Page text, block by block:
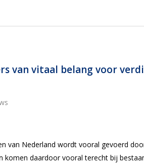
van vitaal belang voor
van Nederland wordt vooral gevoerd
komen daardoor vooral terecht bij